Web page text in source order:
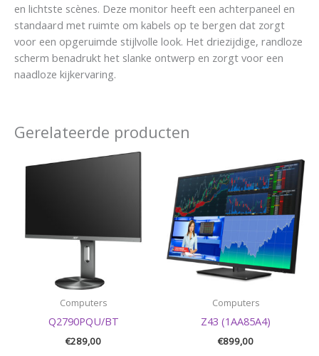
en lichtste scènes. Deze monitor heeft een achterpaneel en
standaard met ruimte om kabels op te bergen dat zorgt
voor een opgeruimde stijlvolle look. Het driezijdige, randloze
scherm benadrukt het slanke ontwerp en zorgt voor een
naadloze kijkervaring.
Gerelateerde producten
Computers
Q2790PQU/BT
€289,00
Computers
Z43 (1AA85A4)
€899,00